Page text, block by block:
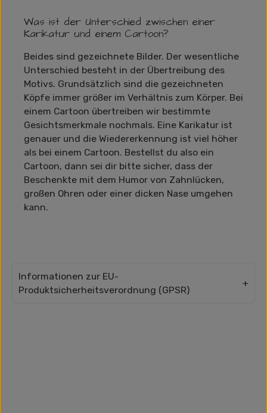
Was ist der Unterschied zwischen einer
Karikatur und einem Cartoon?
Beides sind gezeichnete Bilder. Der wesentliche
Unterschied besteht in der Übertreibung des
Motivs. Grundsätzlich sind die gezeichneten
Köpfe immer größer im Verhältnis zum Körper. Bei
einem Cartoon übertreiben wir bestimmte
Gesichtsmerkmale nochmals. Eine Karikatur ist
genauer und die Wiedererkennung ist viel höher
als bei einem Cartoon. Bestellst du also ein
Cartoon, dann sei dir bitte sicher, dass der
Beschenkte mit dem Humor von Zahnlücken,
großen Ohren oder einer dicken Nase umgehen
kann.
Informationen zur EU-
Produktsicherheitsverordnung (GPSR)